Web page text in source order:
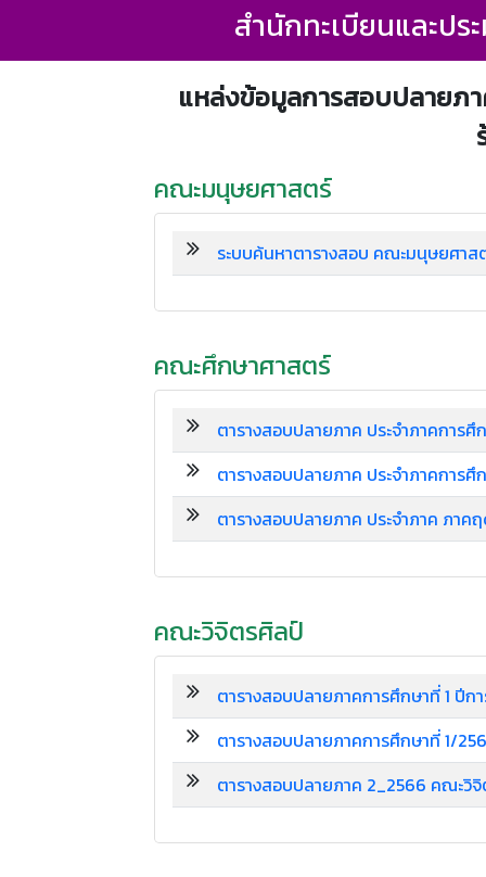
สำนักทะเบียนและป
แหล่งข้อมูลการสอบปลายภ
คณะมนุษยศาสตร์
ระบบค้นหาตารางสอบ คณะมนุษยศาส
คณะศึกษาศาสตร์
ตารางสอบปลายภาค ประจำภาคการ
ตารางสอบปลายภาค ประจำภาคกา
ตารางสอบปลายภาค ประจำภาค ภา
คณะวิจิตรศิลป์
ตารางสอบปลายภาคการศึกษาที่ 1 ปีก
ตารางสอบปลายภาคการศึกษาที่ 1/
ตารางสอบปลายภาค 2_2566 คณะวิ